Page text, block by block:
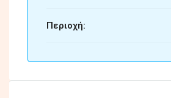
Περιοχή: